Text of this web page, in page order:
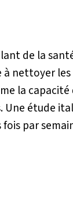
de la
nettoyer
la
Une étude
par